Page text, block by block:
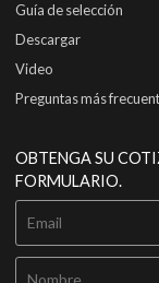
Guía de selección
Descargar
Video
Preguntas más
OBTENGA SU
FORMULARIO.